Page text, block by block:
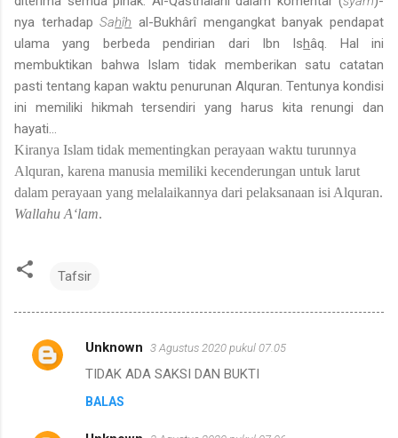
nya terhadapSahîh al-Bukhârî mengangkat banyak pendapat
ulama yang berbeda pendirian dari Ibn Ishâq. Hal ini
membuktikan bahwa Islam tidak memberikan satu catatan
pasti tentang kapan waktu penurunan Alquran. Tentunya kondisi
ini memiliki hikmah tersendiri yang harus kita renungi dan
hayati…
Kiranya Islam tidak mementingkan perayaan waktu turunnya
Alquran, karena manusia memiliki kecenderungan untuk larut
dalam perayaan yang melalaikannya dari pelaksanaan isi Alquran.
Wallahu A‘lam.
Tafsir
K
e
Unknown 3 Agustus 2020 pukul 07.05
TIDAK ADA SAKSI DAN BUKTI
BALAS